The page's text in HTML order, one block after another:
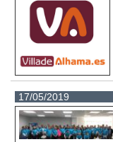
17/05/2019